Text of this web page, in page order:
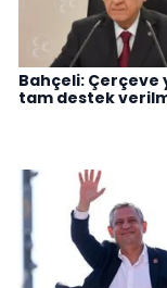
Bahçeli: Çerçeve
tam destek